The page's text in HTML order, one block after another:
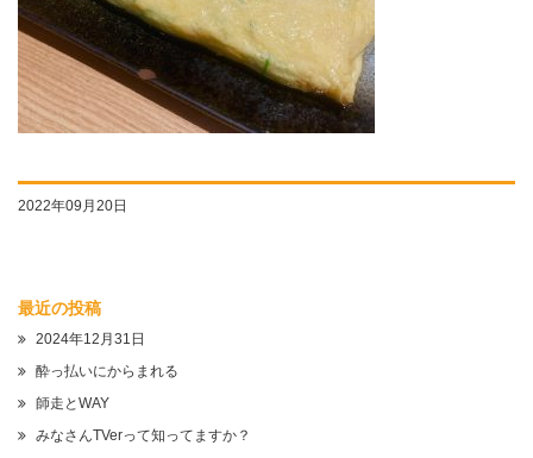
2022年09月20日
最近の投稿
2024年12月31日
酔っ払いにからまれる
師走とWAY
みなさんTVerって知ってますか？